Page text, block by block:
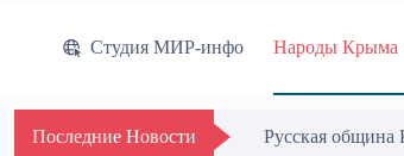
Студия МИР-инфо Народы Крыма
Последние Новости Одиссей Пипия